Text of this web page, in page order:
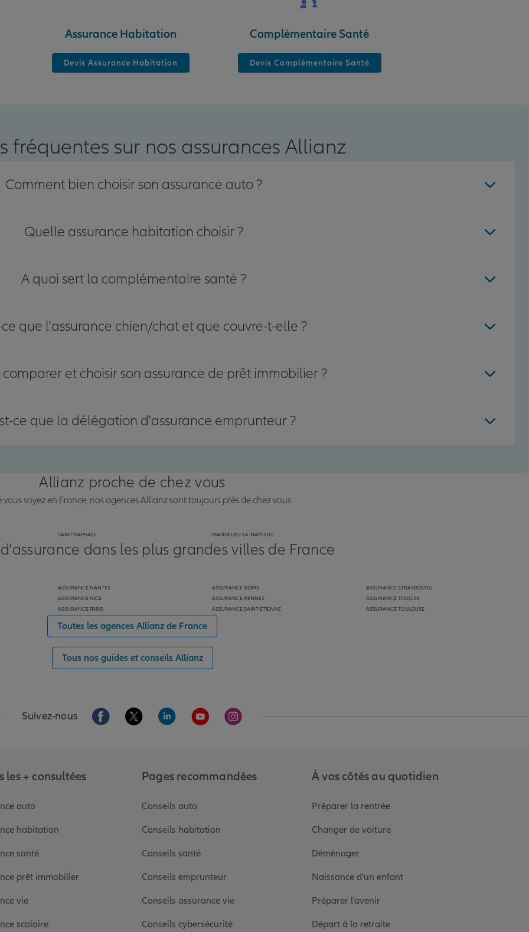
Assurance Habitation
Devis Assurance Habitation
Complémentaire Santé
Devis Complémentaire Santé
fréquentes sur nos assurances Allianz
Comment bien choisir son assurance auto ?
Quelle assurance habitation choisir ?
A quoi sert la complémentaire santé ?
que l'assurance chien/chat et que couvre-t-elle ?
et choisir son assurance de prêt immobilier ?
ce que la délégation d'assurance emprunteur ?
Allianz proche de chez vous
vous soyez en France, nos agences Allianz sont toujours près de chez vous.
SAINT-RAPHAËL MANDELIEU-LA-NAPOULE
dans les plus grandes villes de France
ASSURANCE NANTES
ASSURANCE NICE
ASSURANCE PARIS
ASSURANCE REIMS
ASSURANCE RENNES
ASSURANCE SAINT-ÉTIENNE
ASSURANCE STRASBOURG
ASSURANCE TOULON
ASSURANCE TOULOUSE
Toutes les agences Allianz de France
Tous nos guides et conseils Allianz
Suivez-nous Aller sur la page Facebook de Allianz
Aller sur la page Twitter de Allianz
Aller sur la page Linkedin de Allianz
Aller sur la page Youtube de Allianz
Aller sur la page Instagram de Allianz
les + consultées
auto
habitation
santé
prêt immobilier
vie
scolaire
Pages recommandées
Conseils auto
Conseils habitation
Conseils santé
Conseils emprunteur
Conseils assurance vie
Conseils cybersécurité
À vos côtés au quotidien
Préparer la rentrée
Changer de voiture
Déménager
Naissance d'un enfant
Préparer l’avenir
Départ à la retraite